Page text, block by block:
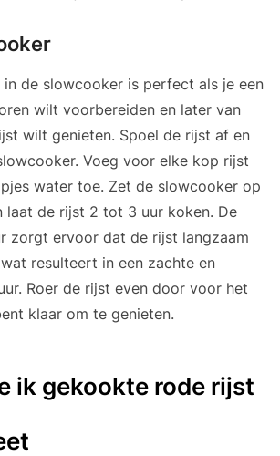
in de slowcooker is perfect als je een
wilt voorbereiden en later van
wilt genieten. Spoel de rijst af en
Voeg voor elke kop rijst
water toe. Zet de slowcooker op
laat de rijst 2 tot 3 uur koken. De
zorgt ervoor dat de rijst langzaam
resulteert in een zachte en
Roer de rijst even door voor het
klaar om te genieten.
ik gekookte rode rijst